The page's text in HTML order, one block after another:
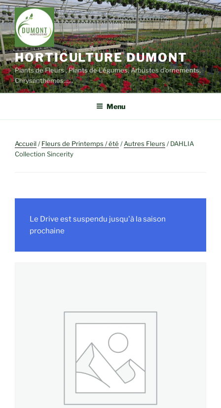
Aller
au
contenu
principal
HORTICULTURE DUMONT
Plants de Fleurs , Plants de Légumes, Arbustes d'ornements,
Chrysanthèmes……
Menu
Accueil/Fleurs de Printemps / été /Autres Fleurs / DAHLIA
Collection Sincerity
Le Drive est suspendu jusqu'à la saison
prochaine